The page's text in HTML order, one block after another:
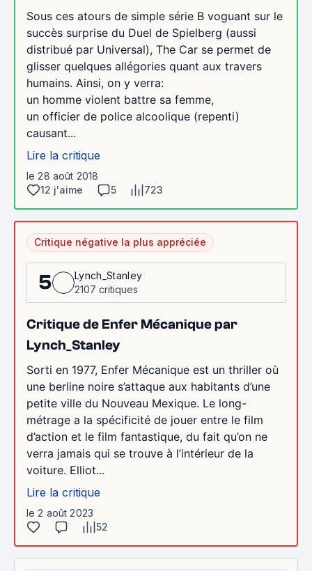
Sous ces atours de simple série B voguant sur le
succès surprise du Duel de Spielberg (aussi
distribué par Universal), The Car se permet de
glisser quelques allégories quant aux travers
humains. Ainsi, on y verra:
un homme violent battre sa femme,
un officier de police alcoolique (repenti)
causant...
Lire la critique
le 28 août 2018
12 j'aime
5 723
Critique négative la plus appréciée
5
Lynch_Stanley
2107 critiques
Critique de Enfer Mécanique par
Lynch_Stanley
Sorti en 1977, Enfer Mécanique est un thriller où
une berline noire s’attaque aux habitants d’une
petite ville du Nouveau Mexique. Le long-
métrage a la spécificité de jouer entre le film
d’action et le film fantastique, du fait qu’on ne
verra jamais qui se trouve à l’intérieur de la
voiture. Elliot...
Lire la critique
le 2 août 2023
52